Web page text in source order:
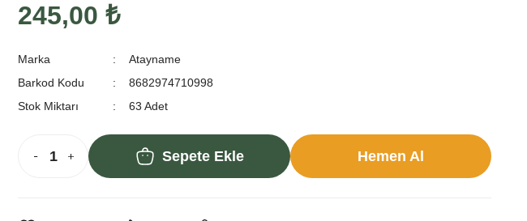
245,00 ₺
Marka
Atayname
Barkod Kodu
8682974710998
Stok Miktarı
63 Adet
Sepete Ekle Hemen Al